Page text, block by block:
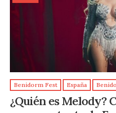
Benidorm Fest España
¿Quién es Melody?